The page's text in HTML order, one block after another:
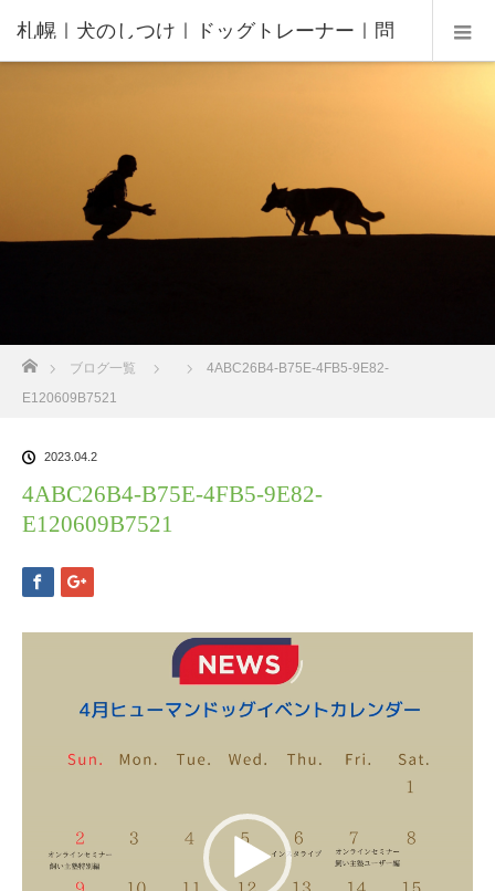
札幌｜犬のしつけ｜ドッグトレーナー｜問
んの家庭教師®️
ブログ一覧
4ABC26B4-B75E-4FB5-9E82-
E120609B7521
2023.04.2
4ABC26B4-B75E-4FB5-9E82-
E120609B7521